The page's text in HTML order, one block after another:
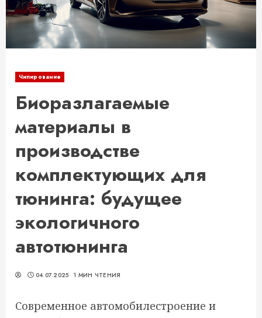
Чипирование
Биоразлагаемые
материалы в
производстве
комплектующих для
тюнинга: будущее
экологичного
автотюнинга
04.07.2025 1 МИН ЧТЕНИЯ
Современное автомобилестроение и